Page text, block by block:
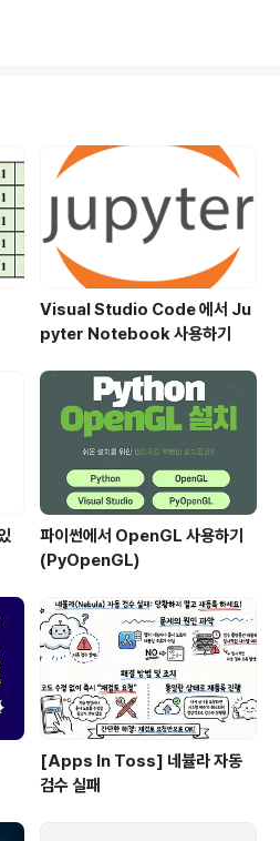
방에서 OpenC
를 표기하기 위
을 업로드 하였다.
와 같이 입력하였다.
이다. lenna.b
Visual Studio Code 에서 Ju
pyter Notebook 사용하기
파이썬에서 OpenGL 사용하기
(PyOpenGL)
[Apps In Toss] 네뷸라 자동
검수 실패